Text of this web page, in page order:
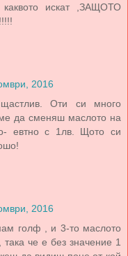
искат ,ЗАЩОТО
2016
Оти си много
да сменяш маслото на
евтно с 1лв. Щото си
2016
голф , и 3-то маслото
че е без значение 1